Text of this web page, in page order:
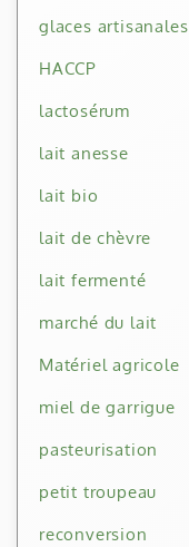
glaces artisanales
HACCP
lactosérum
lait anesse
lait bio
lait de chèvre
lait fermenté
marché du lait
Matériel agricole
miel de garrigue
pasteurisation
petit troupeau
reconversion